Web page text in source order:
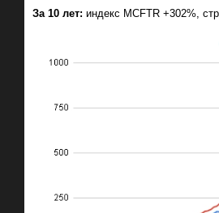
За 10 лет: индекс MCFTR +302%,